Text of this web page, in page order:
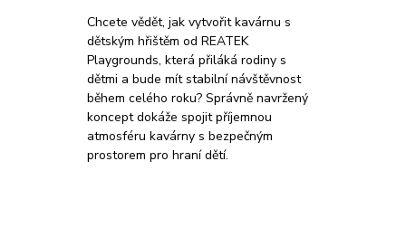
Chcete vědět, jak vytvořit kavárnu s
dětským hřištěm od REATEK
Playgrounds, která přiláká rodiny s
dětmi a bude mít stabilní návštěvnost
během celého roku? Správně navržený
koncept dokáže spojit příjemnou
atmosféru kavárny s bezpečným
prostorem pro hraní dětí.